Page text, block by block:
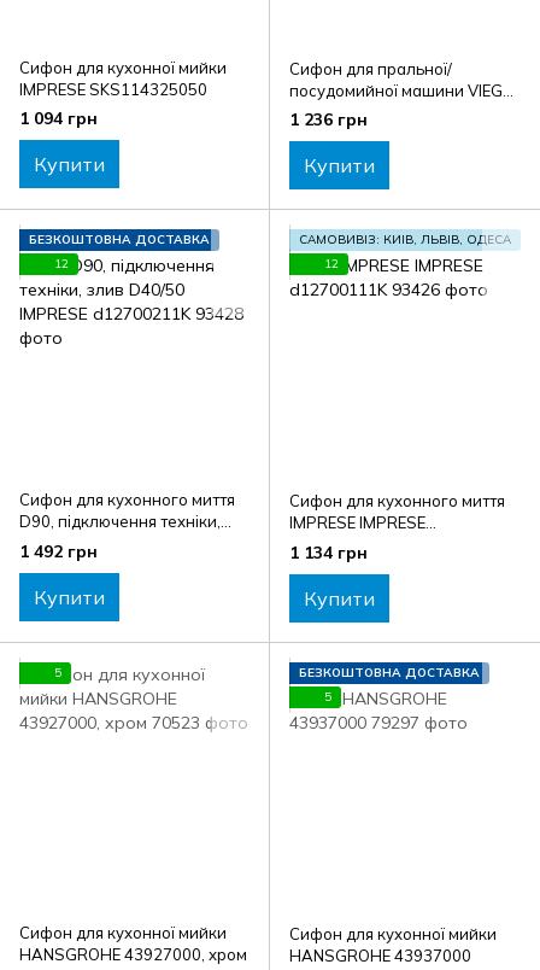
Сифон для кухонної мийки
IMPRESE SKS114325050
1 094 грн
Купити
Сифон для пральної/
посудомийної машини VIEGA
104047
1 236 грн
Купити
БЕЗКОШТОВНА ДОСТАВКА
12
Сифон для кухонного миття
D90, підключення техніки,
злив D40/50 IMPRESE
d12700211K
1 492 грн
Купити
САМОВИВІЗ: КИЇВ, ЛЬВІВ, ОДЕСА
12
Сифон для кухонного миття
IMPRESE IMPRESE
d12700111K
1 134 грн
Купити
5
Сифон для кухонної мийки
HANSGROHE 43927000, хром
БЕЗКОШТОВНА ДОСТАВКА
5
Сифон для кухонної мийки
HANSGROHE 43937000